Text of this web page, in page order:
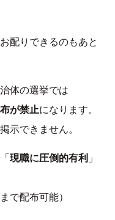
配りできるのもあと
体の選挙では
が禁止になります。
示できません。
現職に圧倒的有利 」
で配布可能）